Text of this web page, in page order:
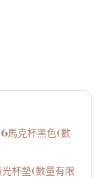
克杯黑色(數
杯墊(數量有限